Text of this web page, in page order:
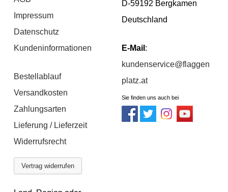
Impressum
Datenschutz
Kundeninformationen
Bestellablauf
Versandkosten
Zahlungsarten
Lieferung / Lieferzeit
Widerrufsrecht
Vertrag widerrufen
D-59192 Bergkamen
Deutschland
E-Mail :
kundenservice@flaggen
platz.at
Sie finden uns auch bei